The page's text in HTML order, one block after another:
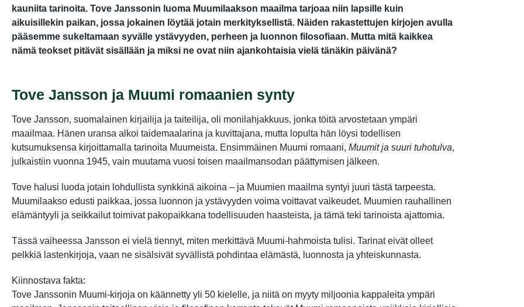
kauniita tarinoita. Tove Janssonin luoma Muumilaakson maailma tarjoaa niin lapsille kuin
aikuisillekin paikan, jossa jokainen löytää jotain merkityksellistä. Näiden rakastettujen kirjojen avulla
pääsemme sukeltamaan syvälle ystävyyden, perheen ja luonnon filosofiaan. Mutta mitä kaikkea
nämä teokset pitävät sisällään ja miksi ne ovat niin ajankohtaisia vielä tänäkin päivänä?
Tove Jansson ja Muumi romaanien synty
Tove Jansson, suomalainen kirjailija ja taiteilija, oli monilahjakkuus, jonka töitä arvostetaan ympäri
maailmaa. Hänen uransa alkoi taidemaalarina ja kuvittajana, mutta lopulta hän löysi todellisen
kutsumuksensa kirjoittamalla tarinoita Muumeista. Ensimmäinen Muumi romaani, Muumit ja suuri tuhotulva,
julkaistiin vuonna 1945, vain muutama vuosi toisen maailmansodan päättymisen jälkeen.
Tove halusi luoda jotain lohdullista synkkinä aikoina – ja Muumien maailma syntyi juuri tästä tarpeesta.
Muumilaakso edusti paikkaa, jossa luonnon ja ystävyyden voima voittavat vaikeudet. Muumien rauhallinen
elämäntyyli ja seikkailut toimivat pakopaikkana todellisuuden haasteista, ja tämä teki tarinoista ajattomia.
Tässä vaiheessa Jansson ei vielä tiennyt, miten merkittävä Muumi-hahmoista tulisi. Tarinat eivät olleet
pelkkiä lastenkirjoja, vaan ne sisälsivät syvällistä pohdintaa elämästä, luonnosta ja yhteiskunnasta.
Kiinnostava fakta:
Tove Janssonin Muumi-kirjoja on käännetty yli 50 kielelle, ja niitä on myyty miljoonia kappaleita ympäri